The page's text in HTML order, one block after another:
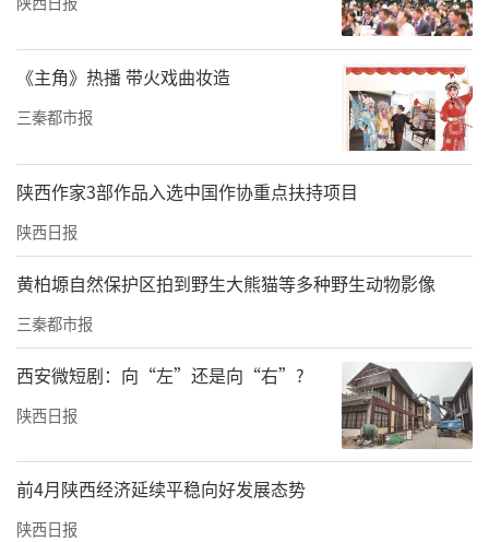
90与ISO 3834双认证，为中国建造叩开高端国
际市场大门。
以民为本，书写共建共享暖文章
坚守“弘扬建筑文明，营造美好生活”的初
心。员工权益保障全覆盖，劳动合同签订率、
社保覆盖率均达100%，投入5523万元培训经费
赋能人才成长，“师带徒”“技能大赛”培育
《主角》热播 带火戏曲妆造
三秦都市报
陕西作家3部作品入选中国作协重点扶持项目
陕西日报
黄柏塬自然保护区拍到野生大熊猫等多种野生动物影像
三秦都市报
西安微短剧：向“左”还是向“右”?
陕西日报
前4月陕西经济延续平稳向好发展态势
陕西日报